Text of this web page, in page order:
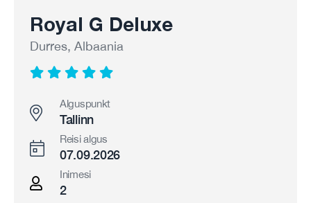
Royal G Deluxe
Durres, Albaania
Alguspunkt
Tallinn
Reisi algus
07.09.2026
Inimesi
2